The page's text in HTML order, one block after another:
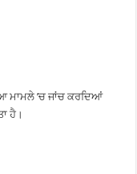
ਮਾਮਲੇ ’ਚ ਜਾਂਚ ਕਰਦਿਆਂ
ਹੈ।